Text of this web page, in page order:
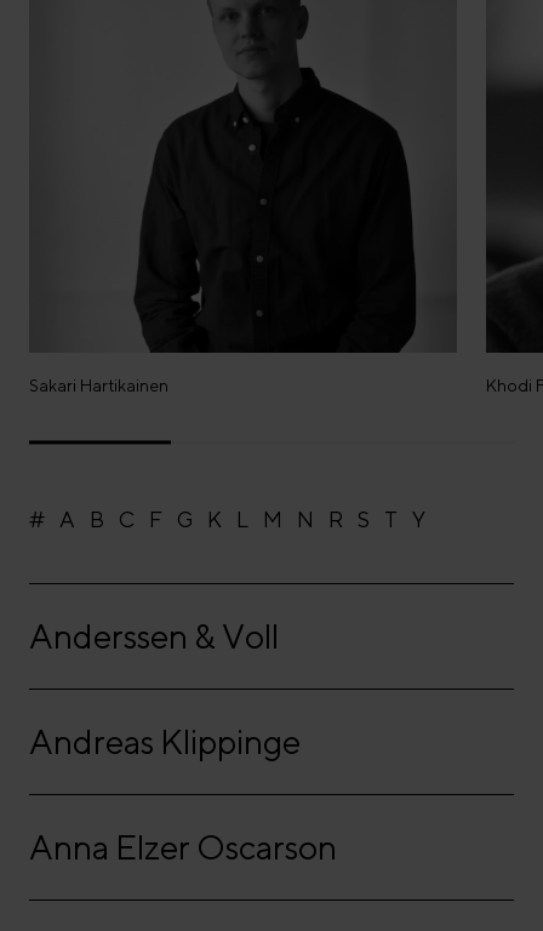
Sakari Hartikainen Khodi
# A B C F G K L M N R S T Y
Anderssen & Voll
Andreas Klippinge
Anna Elzer Oscarson